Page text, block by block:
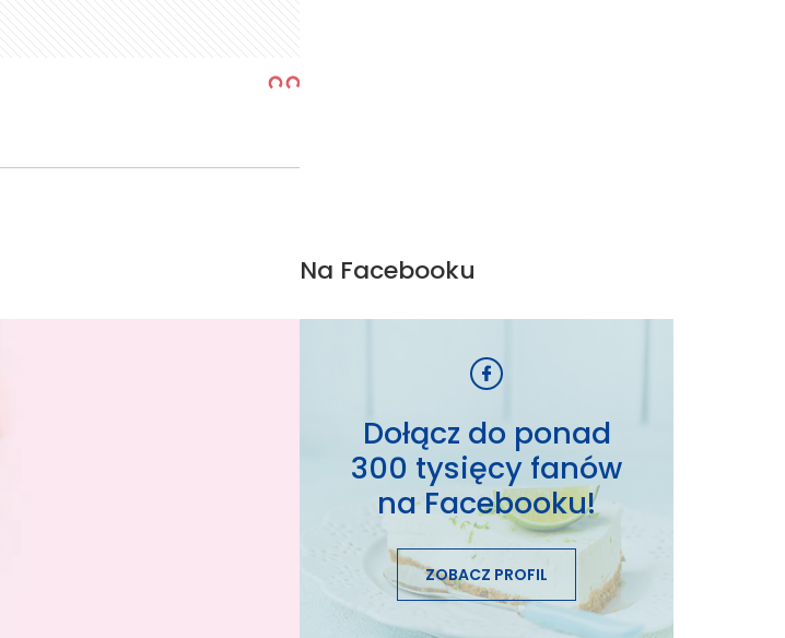
Na Facebooku
Dołącz do ponad
300 tysięcy fanów
na Facebooku!
ZOBACZ PROFIL